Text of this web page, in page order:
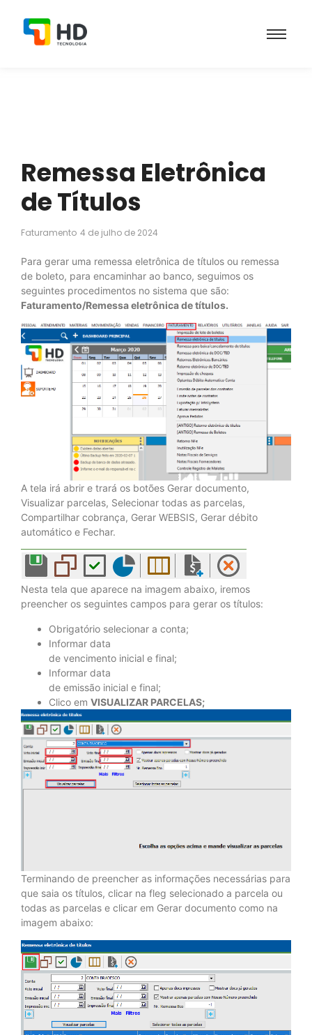
Remessa Eletrônica
de Títulos
Faturamento 4 de julho de 2024
Para gerar uma remessa eletrônica de títulos ou remessa
de boleto, para encaminhar ao banco, seguimos os
seguintes procedimentos no sistema que são:
Faturamento/Remessa eletrônica de títulos.
A tela irá abrir e trará os botões Gerar documento,
Visualizar parcelas, Selecionar todas as parcelas,
Compartilhar cobrança, Gerar WEBSIS, Gerar débito
automático e Fechar.
Nesta tela que aparece na imagem abaixo, iremos
preencher os seguintes campos para gerar os títulos:
Obrigatório selecionar a conta;
Informar data
de vencimento inicial e final;
Informar data
de emissão inicial e final;
Clico em VISUALIZAR PARCELAS;
Terminando de preencher as informações necessárias para
que saia os títulos, clicar na fleg selecionado a parcela ou
todas as parcelas e clicar em Gerar documento como na
imagem abaixo: